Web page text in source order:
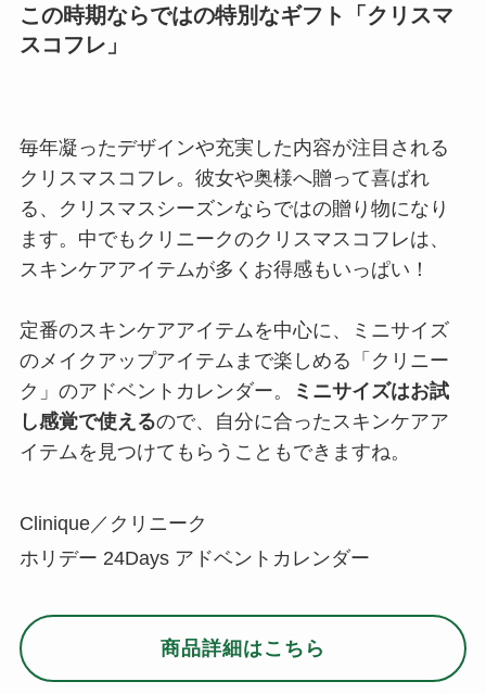
この時期ならではの特別なギフト「クリスマ
スコフレ」
毎年凝ったデザインや充実した内容が注目される
クリスマスコフレ。彼女や奥様へ贈って喜ばれ
る、クリスマスシーズンならではの贈り物になり
ます。中でもクリニークのクリスマスコフレは、
スキンケアアイテムが多くお得感もいっぱい！
定番のスキンケアアイテムを中心に、ミニサイズ
のメイクアップアイテムまで楽しめる「クリニー
ク」のアドベントカレンダー。
ミニサイズはお試
し感覚で使えるので、自分に合ったスキンケアア
イテムを見つけてもらうこともできますね。
Clinique／クリニーク
ホリデー 24Days アドベントカレンダー
商品詳細はこちら